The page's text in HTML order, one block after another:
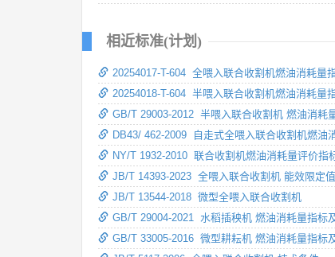
相近标准(计划)
20254017-T-604 全喂入联合收割机燃油消耗量
20254018-T-604 半喂入联合收割机燃油消耗量
GB/T 29003-2012 半喂入联合收割机 燃油消耗
DB43/ 462-2009 自走式全喂入联合收割机燃油
NY/T 1932-2010 联合收割机燃油消耗量评价指
JB/T 14393-2023 全喂入联合收割机 能效限定
JB/T 13544-2018 微型全喂入联合收割机
GB/T 29004-2021 水稻插秧机 燃油消耗量指标
GB/T 33005-2016 微型耕耘机 燃油消耗量指标